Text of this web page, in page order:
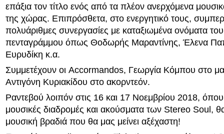
επάξια τον τίτλο ενός από τα πλέον ανερχόμενα
της χώρας. Επιπρόσθετα, στο ενεργητικό τους,
πολυάριθμες συνεργασίες με καταξιωμένα ονόματα
πενταγράμμου όπως Θοδωρής Μαραντίνης, Έλενα
Ευρυδίκη κ.α.
Συμμετέχουν οι Accormandos, Γεωργία Κόμπου στο
Αντιγόνη Κυριακίδου στο ακορντεόν.
Ραντεβού λοιπόν στις 16 και 17 Νοεμβρίου 2018,
μουσικές διαδρομές και ακούσματα των Stereo Soul,
μουσική βραδιά που θα μας μείνει αξέχαστη!